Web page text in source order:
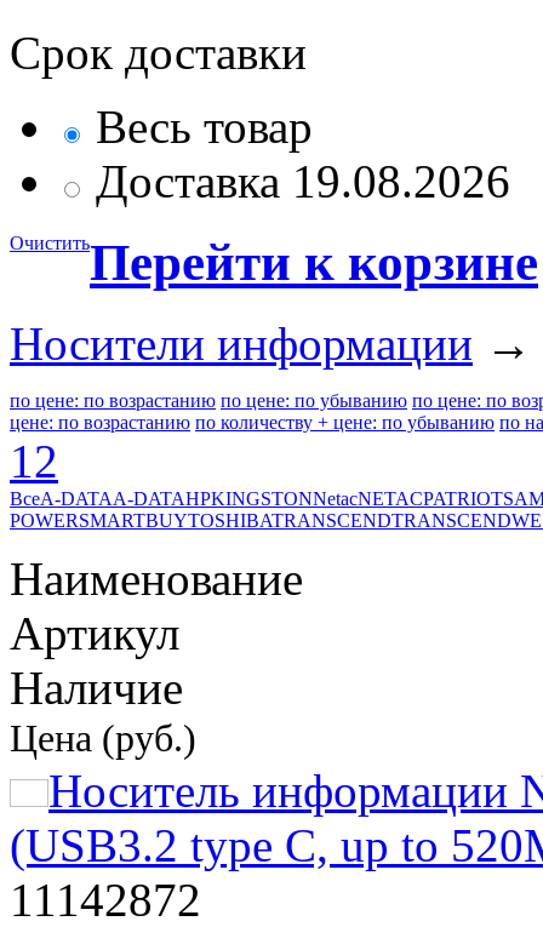
Срок доставки
Весь товар
Доставка 19.08.2026
ОчиститьПерейти к корзине
Носители информации →
по цене: по возрастанию по цене: по убыванию по цене: по
цене: по возрастанию по количеству + цене: по убыванию по
12
ВсеA-DATAA-DATAHPKINGSTONNetacNETACPATRIOT
POWERSMARTBUYTOSHIBATRANSCENDTRANSCEND
Наименование
Артикул
Наличие
Цена (руб.)
Носитель информации
(USB3.2 type C, up to
11142872